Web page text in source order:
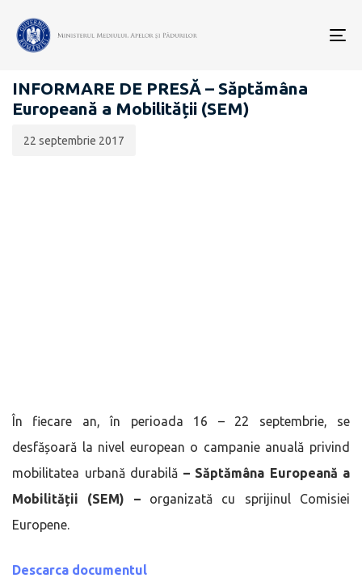
COMUNICATE DE PRESĂ
INFORMARE DE PRESĂ – Săptămâna
Europeană a Mobilității (SEM)
publicării:
22 septembrie 2017
În fiecare an, în perioada 16 – 22 septembrie, se
desfășoară la nivel european o campanie anuală privind
mobilitatea urbană durabilă – Săptămâna Europeană a
Mobilității (SEM) –organizată cu sprijinul Comisiei
Europene.
Descarca documentul